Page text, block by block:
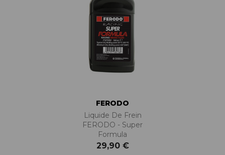
FERODO
Liquide De Frein
FERODO - Super
Formula
29,90 €